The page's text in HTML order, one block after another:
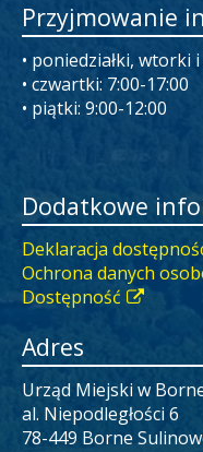
Przyjmowanie
• poniedziałki, wtorki
• czwartki: 7:00-17:00
• piątki: 9:00-12:00
Dodatkowe
Deklaracja
Ochrona danych
Dostępność
Adres
Urząd Miejski w
al. Niepodległości 6
78-449 Borne